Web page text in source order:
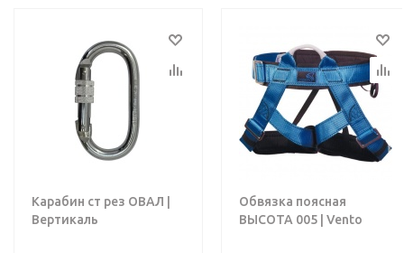
Карабин ст рез ОВАЛ |
Вертикаль
Обвязка поясная
ВЫСОТА 005 | Vento